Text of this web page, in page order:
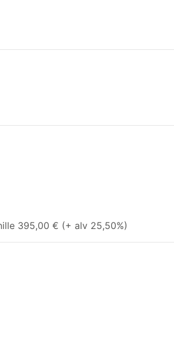
395,00 € (+ alv 25,50%)